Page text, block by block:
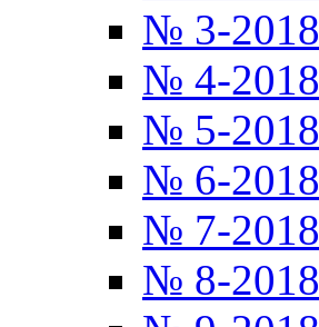
№ 3-2018
№ 4-2018
№ 5-2018
№ 6-2018
№ 7-2018
№ 8-2018